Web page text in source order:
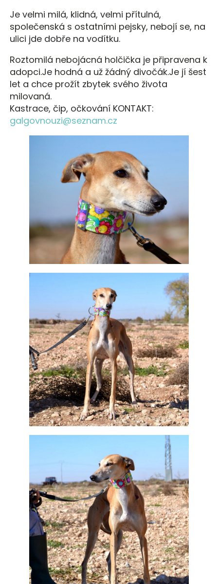
Je velmi milá, klidná, velmi přítulná,
společenská s ostatními pejsky, nebojí se, na
ulici jde dobře na vodítku.
Roztomilá nebojácná holčička je připravena k
adopci.Je hodná a už žádný divočák.Je jí šest
let a chce prožít zbytek svého života
milovaná.
Kastrace, čip, očkování KONTAKT:
galgovnouzi@seznam.cz